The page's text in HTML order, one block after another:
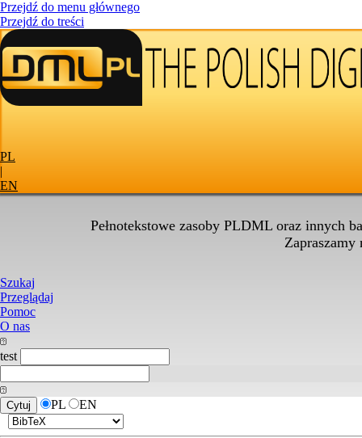
Przejdź do menu głównego
Przejdź do treści
PL
|
EN
Pełnotekstowe zasoby PLDML oraz innych
Zapraszamy
Szukaj
Przeglądaj
Pomoc
O nas
test
PL EN